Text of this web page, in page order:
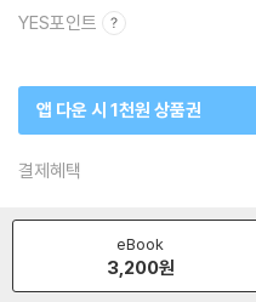
YES포인트
앱 다운 시 1천원 상품권
결제혜택
eBook
3,200원